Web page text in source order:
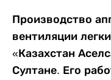
Производство
вентиляции
«Казахстан
Султане. Его